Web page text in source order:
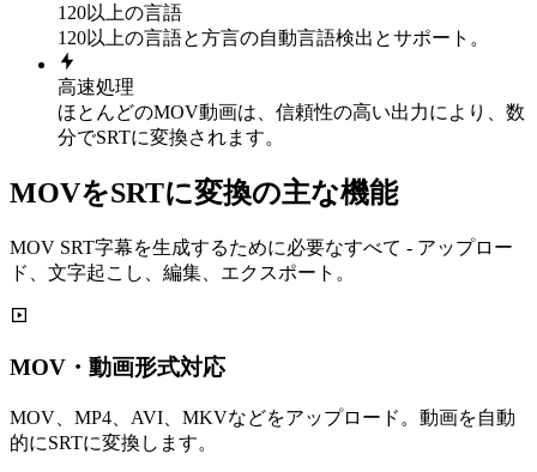
120以上の言語
120以上の言語と方言の自動言語検出とサポート。
高速処理
ほとんどのMOV動画は、信頼性の高い出力により、数
分でSRTに変換されます。
MOVをSRTに変換の主な機能
MOV SRT字幕を生成するために必要なすべて - アップロー
ド、文字起こし、編集、エクスポート。
MOV・動画形式対応
MOV、MP4、AVI、MKVなどをアップロード。動画を自動
的にSRTに変換します。